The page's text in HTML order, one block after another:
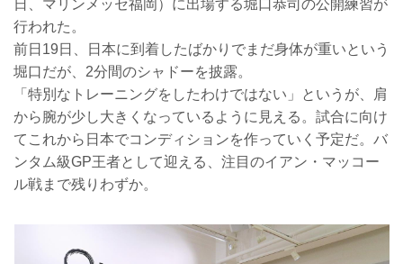
日、マリンメッセ福岡）に出場する堀口恭司の公開練習が
行われた。
前日19日、日本に到着したばかりでまだ身体が重いという
堀口だが、2分間のシャドーを披露。
「特別なトレーニングをしたわけではない」というが、肩
から腕が少し大きくなっているように見える。試合に向け
てこれから日本でコンディションを作っていく予定だ。バ
ンタム級GP王者として迎える、注目のイアン・マッコー
ル戦まで残りわずか。